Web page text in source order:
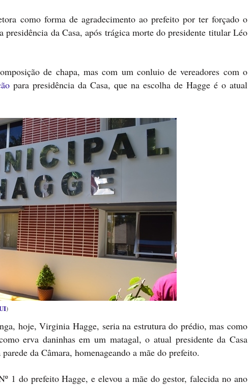
como forma de agradecimento ao prefeito por ter forçado o
da Casa, após trágica morte do presidente titular Léo
de chapa, mas com um conluio de vereadores com o
para presidência da Casa, que na escolha de Hagge é o atual
)
hoje, Virginia Hagge, seria na estrutura do prédio, mas como
erva daninhas em um matagal, o atual presidente da Casa
da Câmara, homenageando a mãe do prefeito.
1 do prefeito Hagge, e elevou a mãe do gestor, falecida no ano